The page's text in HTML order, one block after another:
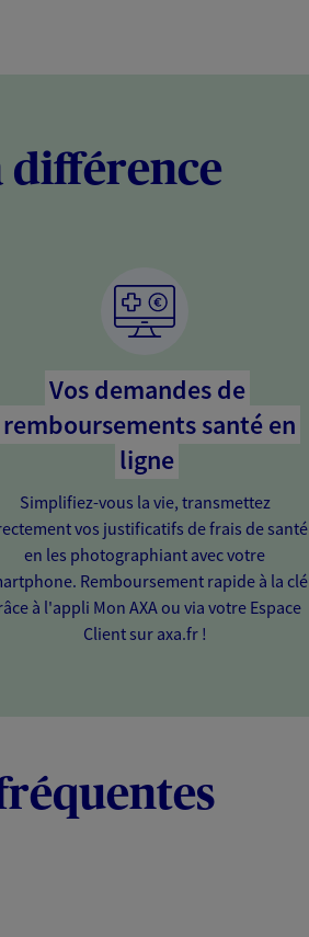
différence
Vos demandes de
remboursements santé en
ligne
Simplifiez-vous la vie, transmettez
vos justificatifs de frais de santé
en les photographiant avec votre
Remboursement rapide à la clé
à l'appli Mon AXA ou via votre Espace
Client sur axa.fr !